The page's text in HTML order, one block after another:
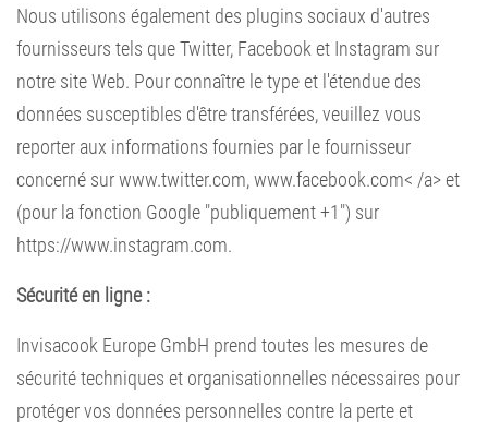
Nous utilisons également des plugins sociaux d'autres
fournisseurs tels que Twitter, Facebook et Instagram sur
notre site Web. Pour connaître le type et l'étendue des
données susceptibles d'être transférées, veuillez vous
reporter aux informations fournies par le fournisseur
concerné surwww.twitter.com,www.facebook.com< /a> et
(pour la fonction Google "publiquement +1") sur
https://www.instagram.com.
Sécurité en ligne :
Invisacook Europe GmbH prend toutes les mesures de
sécurité techniques et organisationnelles nécessaires pour
protéger vos données personnelles contre la perte et